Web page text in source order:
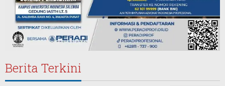
Berita Terkini